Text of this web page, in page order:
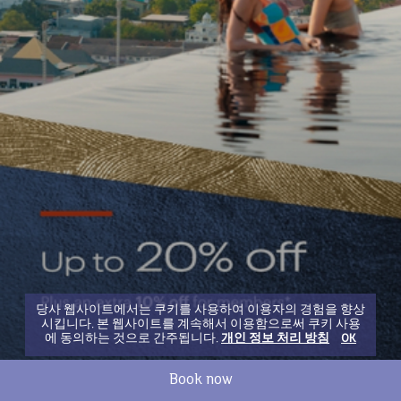
당사 웹사이트에서는 쿠키를 사용하여 이용자의 경험을 향상
시킵니다. 본 웹사이트를 계속해서 이용함으로써 쿠키 사용
에 동의하는 것으로 간주됩니다. 개인 정보 처리 방침 OK
Book now